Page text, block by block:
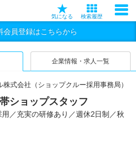
気になる 検索履歴
会員登録はこちらから
企業情報・求人一覧
式会社（ショップクルー採用事務局）
ショップスタッフ
／充実の研修あり／週休2日制／秋